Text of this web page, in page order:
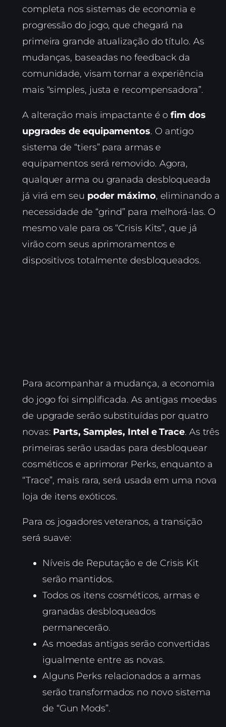
completa nos sistemas de economia e
progressão do jogo, que chegará na
primeira grande atualização do título. As
mudanças, baseadas no feedback da
comunidade, visam tornar a experiência
mais “simples, justa e recompensadora”.
A alteração mais impactante é ofim dos
upgrades de equipamentos. O antigo
sistema de “tiers” para armas e
equipamentos será removido. Agora,
qualquer arma ou granada desbloqueada
já virá em seu poder máximo, eliminando a
necessidade de “grind” para melhorá-las. O
mesmo vale para os “Crisis Kits”, que já
virão com seus aprimoramentos e
dispositivos totalmente desbloqueados.
Para acompanhar a mudança, a economia
do jogo foi simplificada. As antigas moedas
de upgrade serão substituídas por quatro
novas: Parts, Samples, Intel e Trace. As três
primeiras serão usadas para desbloquear
cosméticos e aprimorar Perks, enquanto a
“Trace”, mais rara, será usada em uma nova
loja de itens exóticos.
Para os jogadores veteranos, a transição
será suave:
Níveis de Reputação e de Crisis Kit
serão mantidos.
Todos os itens cosméticos, armas e
granadas desbloqueados
permanecerão.
As moedas antigas serão convertidas
igualmente entre as novas.
Alguns Perks relacionados a armas
serão transformados no novo sistema
de “Gun Mods”.